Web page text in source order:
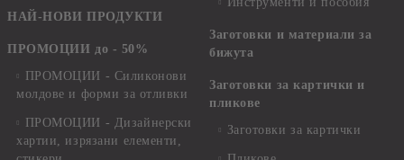
НАЙ-НОВИ ПРОДУКТИ
ПРОМОЦИИ до - 50%
ПРОМОЦИИ - Силиконови
молдове и форми за отливки
ПРОМОЦИИ - Дизайнерски
хартии, изрязани елементи,
Заготовки и материали за
бижута
Заготовки за картички и
пликове
Заготовки за картички